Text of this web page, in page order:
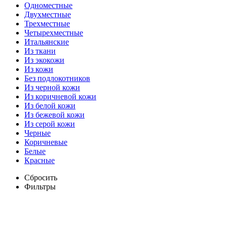
Одноместные
Двухместные
Трехместные
Четырехместные
Итальянские
Из ткани
Из экокожи
Из кожи
Без подлокотников
Из черной кожи
Из коричневой кожи
Из белой кожи
Из бежевой кожи
Из серой кожи
Черные
Коричневые
Белые
Красные
Сбросить
Фильтры